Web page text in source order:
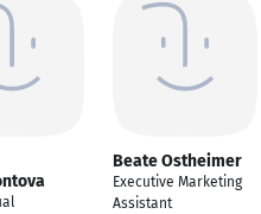
Beate Ostheimer
Executive Marketing
Assistant